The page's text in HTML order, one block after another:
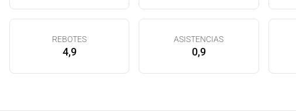
REBOTES
4,9
ASISTENCIAS
0,9